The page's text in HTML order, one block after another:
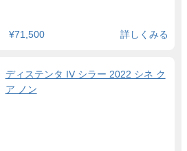
¥71,500 詳しくみる
ディステンタ IV シラー 2022 シネ ク
ア ノン